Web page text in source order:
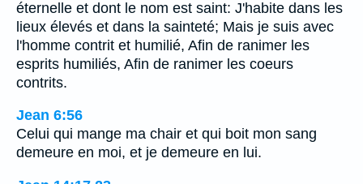
éternelle et dont le nom est saint: J'habite dans les
lieux élevés et dans la sainteté; Mais je suis avec
l'homme contrit et humilié, Afin de ranimer les
esprits humiliés, Afin de ranimer les coeurs
contrits.
Jean 6:56
Celui qui mange ma chair et qui boit mon sang
demeure en moi, et je demeure en lui.